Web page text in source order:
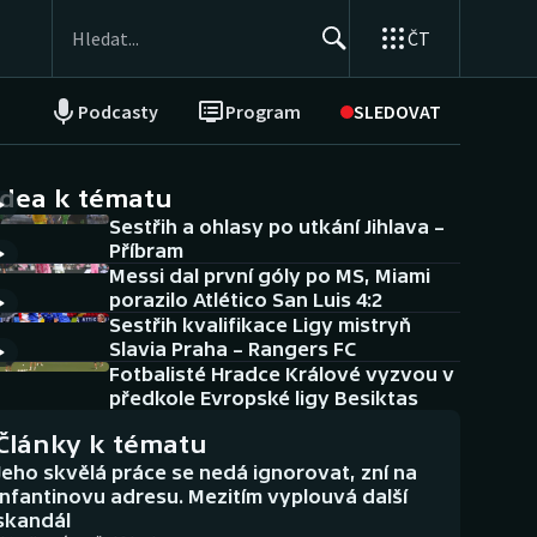
ČT
Podcasty Program SLEDOVAT
NEPŘEHLÉDNĚTE
Historické návraty
Aplikace ČT sport
AZ kvíz
k tématu
Sestřih a ohlasy po utkání Jihlava –
Příbram
Messi dal první góly po MS, Miami
porazilo Atlético San Luis 4:2
Sestřih kvalifikace Ligy mistryň
Slavia Praha – Rangers FC
Fotbalisté Hradce Králové vyzvou v
předkole Evropské ligy Besiktas
k tématu
skvělá práce se nedá ignorovat, zní na
adresu. Mezitím vyplouvá další